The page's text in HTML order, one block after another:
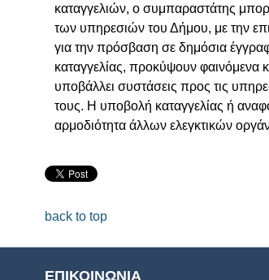
καταγγελιών, ο συμπαραστάτης
των υπηρεσιών του Δήμου, με την
για την πρόσβαση σε δημόσια
καταγγελίας, προκύψουν φαινόμενα
υποβάλλει συστάσεις προς τις
τους. Η υποβολή καταγγελίας ή
αρμοδιότητα άλλων ελεγκτικών
back to top
ΕΠΙΚΟΙΝΩΝΙΑ